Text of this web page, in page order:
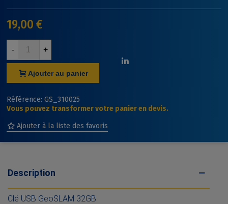
19,00 €
- +
Ajouter au panier
Référence: GS_310025
Vous pouvez transformer votre panier en devis.
Ajouter à la liste des favoris
Description
Clé USB GeoSLAM 32GB